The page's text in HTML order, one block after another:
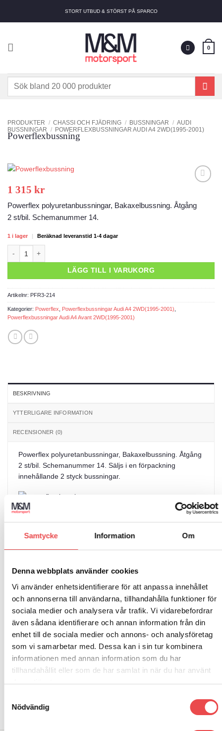
Samtycke Information Om
Denna webbplats använder cookies
Vi använder enhetsidentifierare för att anpassa innehållet
och annonserna till användarna, tillhandahålla funktioner för
sociala medier och analysera vår trafik. Vi vidarebefordrar
även sådana identifierare och annan information från din
enhet till de sociala medier och annons- och analysföretag
som vi samarbetar med. Dessa kan i sin tur kombinera
informationen med annan information som du har
tillhandahållit eller som de har samlat in när du har använt
deras tjänster.
Nödvändig
STORT UTBUD & STÖRST PÅ SPARCO
0
Sök
PRODUKTER / CHASSI OCH FJÄDRING / BUSSNINGAR / AUDI
BUSSNINGAR / POWERFLEXBUSSNINGAR AUDI A4 2WD(1995-2001)
Powerflexbussning
1 315 kr
Powerflex polyuretanbussningar, Bakaxelbussning. Åtgång
2 st/bil. Schemanummer 14.
1 i lager | Beräknad leveranstid 1-4 dagar
LÄGG TILL I VARUKORG
Artikelnr: PFR3-214
Kategorier: Powerflex Powerflexbussningar Audi A4 2WD(1995-2001)
Powerflexbussningar Audi A4 Avant 2WD(1995-2001)
BESKRIVNING
YTTERLIGARE INFORMATION
RECENSIONER (0)
Powerflex polyuretanbussningar, Bakaxelbussning. Åtgång
2 st/bil. Schemanummer 14. Säljs i en förpackning
innehållande 2 styck bussningar.
wishlist
Powerflexbussning
545kr
LÄGG TILL I VARUKORG
Add to
wishlist
Powerflexbussning
560kr